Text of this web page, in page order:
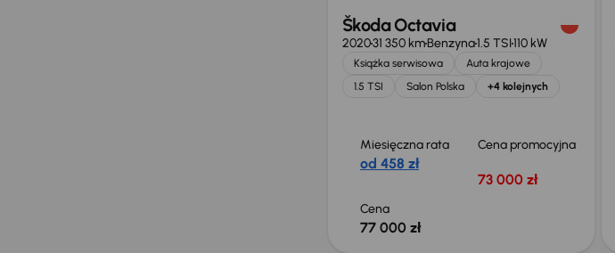
Škoda Octavia
202031 350 kmBenzyna1.5 TSI110 kW
Książka serwisowa
Auta krajowe
1.5 TSI
Salon Polska +4 kolejnych
Miesięczna rata
od 458 zł
Cena promocyjna
73 000 zł
Cena
77 000 zł